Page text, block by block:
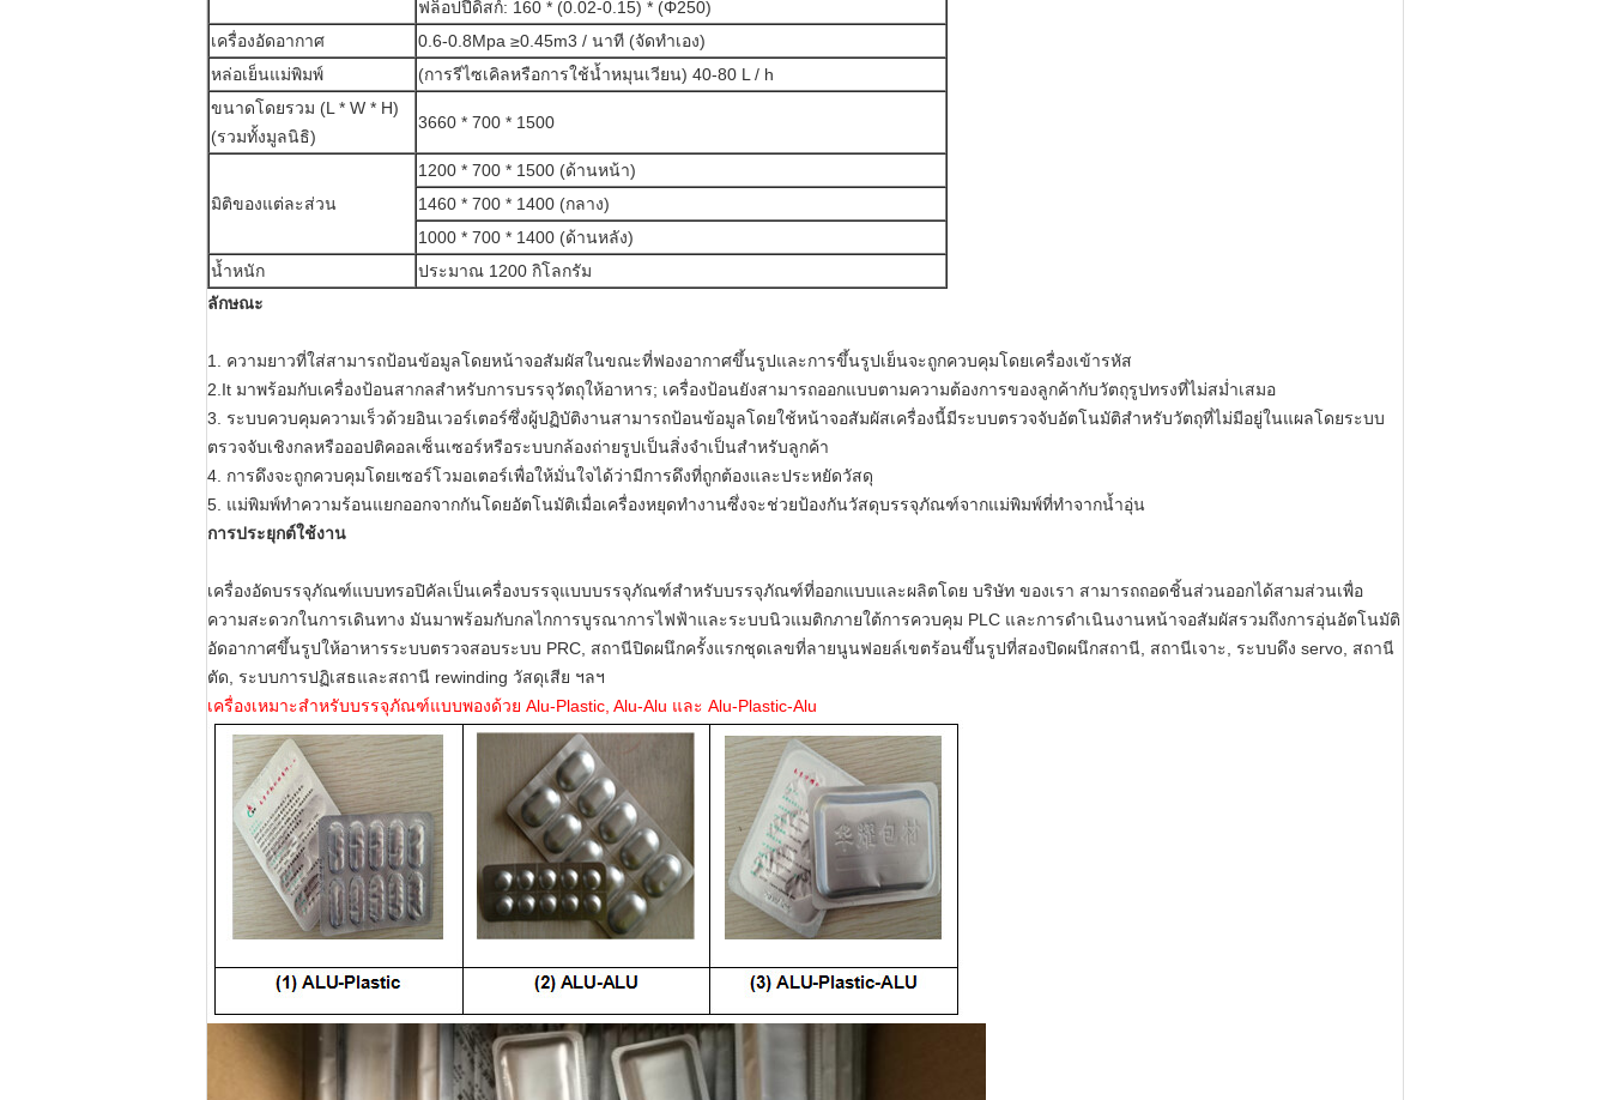
ฟล็อปปี้ดิสก์: 160 * (0.02-0.15) * (Φ250)
เครื่องอัดอากาศ
0.6-0.8Mpa ≥0.45m3 / นาที (จัดทำเอง)
หล่อเย็นแม่พิมพ์
(การรีไซเคิลหรือการใช้น้ำหมุนเวียน) 40-80 L / h
ขนาดโดยรวม (L * W * H)
(รวมทั้งมูลนิธิ)
3660 * 700 * 1500
มิติของแต่ละส่วน
1200 * 700 * 1500 (ด้านหน้า)
1460 * 700 * 1400 (กลาง)
1000 * 700 * 1400 (ด้านหลัง)
น้ำหนัก
ประมาณ 1200 กิโลกรัม
ลักษณะ
1. ความยาวที่ใส่สามารถป้อนข้อมูลโดยหน้าจอสัมผัสในขณะที่ฟองอากาศขึ้นรูปและการขึ้นรูปเย็นจะถูกควบคุมโดยเครื่องเข้ารหัส
2.It มาพร้อมกับเครื่องป้อนสากลสำหรับการบรรจุวัตถุให้อาหาร; เครื่องป้อนยังสามารถออกแบบตามความต้องการของลูกค้ากับวัตถุรูปทรงที่ไม่สม่ำเสมอ
3. ระบบควบคุมความเร็วด้วยอินเวอร์เตอร์ซึ่งผู้ปฏิบัติงานสามารถป้อนข้อมูลโดยใช้หน้าจอสัมผัสเครื่องนี้มีระบบตรวจจับอัตโนมัติสำหรับวัตถุที่ไม่มีอยู่ในแผลโดยระบบ
ตรวจจับเชิงกลหรือออปติคอลเซ็นเซอร์หรือระบบกล้องถ่ายรูปเป็นสิ่งจำเป็นสำหรับลูกค้า
4. การดึงจะถูกควบคุมโดยเซอร์โวมอเตอร์เพื่อให้มั่นใจได้ว่ามีการดึงที่ถูกต้องและประหยัดวัสดุ
5. แม่พิมพ์ทำความร้อนแยกออกจากกันโดยอัตโนมัติเมื่อเครื่องหยุดทำงานซึ่งจะช่วยป้องกันวัสดุบรรจุภัณฑ์จากแม่พิมพ์ที่ทำจากน้ำอุ่น
การประยุกต์ใช้งาน
เครื่องอัดบรรจุภัณฑ์แบบทรอปิคัลเป็นเครื่องบรรจุแบบบรรจุภัณฑ์สำหรับบรรจุภัณฑ์ที่ออกแบบและผลิตโดย บริษัท ของเรา สามารถถอดชิ้นส่วนออกได้สามส่วนเพื่อ
ความสะดวกในการเดินทาง มันมาพร้อมกับกลไกการบูรณาการไฟฟ้าและระบบนิวแมติกภายใต้การควบคุม PLC และการดำเนินงานหน้าจอสัมผัสรวมถึงการอุ่นอัตโนมัติ
อัดอากาศขึ้นรูปให้อาหารระบบตรวจสอบระบบ PRC, สถานีปิดผนึกครั้งแรกชุดเลขที่ลายนูนฟอยล์เขตร้อนขึ้นรูปที่สองปิดผนึกสถานี, สถานีเจาะ, ระบบดึง servo, สถานี
ตัด, ระบบการปฏิเสธและสถานี rewinding วัสดุเสีย ฯลฯ
เครื่องเหมาะสำหรับบรรจุภัณฑ์แบบพองด้วย Alu-Plastic, Alu-Alu และ Alu-Plastic-Alu